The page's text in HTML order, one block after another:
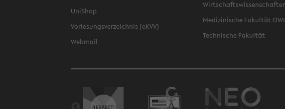
UniShop
Vorlesungsverzeichnis (eKVV)
Webmail
Medizinische Fakultät
Technische Fakultät